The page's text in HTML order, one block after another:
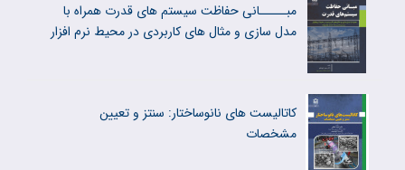
مبـــــانی حفاظت سیستم های قدرت همراه با
مدل سازی و مثال های کاربردی در محیط نرم افزار
کاتالیست های نانوساختار: سنتز و تعیین
مشخصات